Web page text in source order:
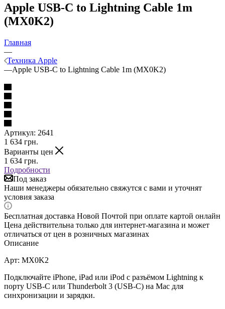
Apple USB-C to Lightning Cable 1m
(MX0K2)
Главная
—
Техника Apple
—Apple USB-C to Lightning Cable 1m (MX0K2)
Артикул: 2641
1 634 грн.
Варианты цен
1 634 грн.
Подробности
Под заказ
Наши менеджеры обязательно свяжутся с вами и уточнят
условия заказа
Бесплатная доставка Новой Почтой при оплате картой онлайн
Цена действительна только для интернет-магазина и может
отличаться от цен в розничных магазинах
Описание
Арт: MX0K2
Подключайте iPhone, iPad или iPod с разъёмом Lightning к
порту USB-C или Thunderbolt 3 (USB-C) на Mac для
синхронизации и зарядки.